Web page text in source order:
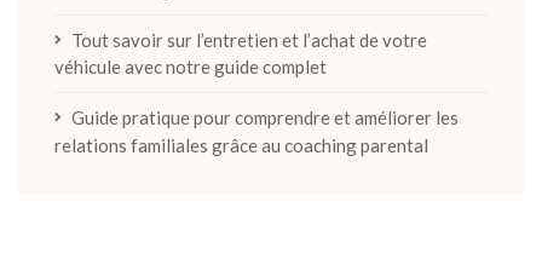
Tout savoir sur l’entretien et l’achat de votre
véhicule avec notre guide complet
Guide pratique pour comprendre et améliorer les
relations familiales grâce au coaching parental